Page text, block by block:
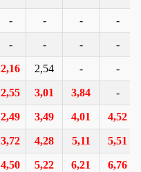
- - - -
- - - -
2,16 2,54 - -
2,55 3,01 3,84 -
2,49 3,49 4,01 4,52
3,72 4,28 5,11 5,51
4,50 5,22 6,21 6,76